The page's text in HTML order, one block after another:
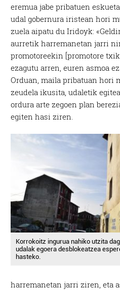
eremua jabe pribatuen
udal gobernura iristean hori
zuela aipatu du Iridoyk:
aurretik harremanetan jarri
promotoreekin [promotore
ezagutu arren, euren asmoa
Orduan, maila pribatuan hori
zeudela ikusita, udaletik
ordura arte zegoen plan
egiten hasi ziren.
Korrokoitz ingurua nahiko utzita
udalak egoera desblokeatzea
hasteko.
harremanetan jarri ziren, eta